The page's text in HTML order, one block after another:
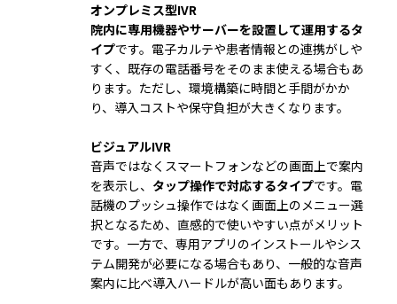
オンプレミス型IVR
院内に専用機器やサーバーを設置して運用するタ
イプです。電子カルテや患者情報との連携がしや
すく、既存の電話番号をそのまま使える場合もあ
ります。ただし、環境構築に時間と手間がかか
り、導入コストや保守負担が大きくなります。
ビジュアルIVR
音声ではなくスマートフォンなどの画面上で案内
を表示し、 タップ操作で対応するタイプです。電
話機のプッシュ操作ではなく画面上のメニュー選
択となるため、直感的で使いやすい点がメリット
です。一方で、専用アプリのインストールやシス
テム開発が必要になる場合もあり、一般的な音声
案内に比べ導入ハードルが高い面もあります。